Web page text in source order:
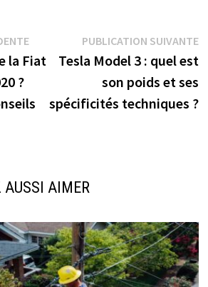
Publication
précédente :
la Fiat
?
PUBLICATION SUIVANTE
Tesla Model 3 : quel est
son poids et ses
spécificités techniques ?
AUSSI AIMER